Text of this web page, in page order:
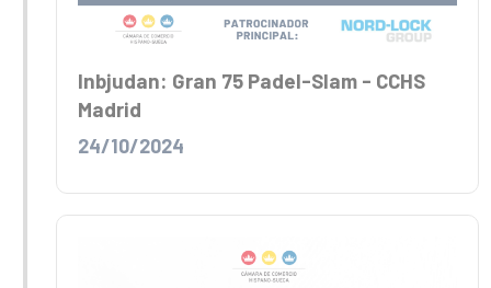
Inbjudan: Gran 75 Padel-Slam - CCHS
Madrid
24/10/2024